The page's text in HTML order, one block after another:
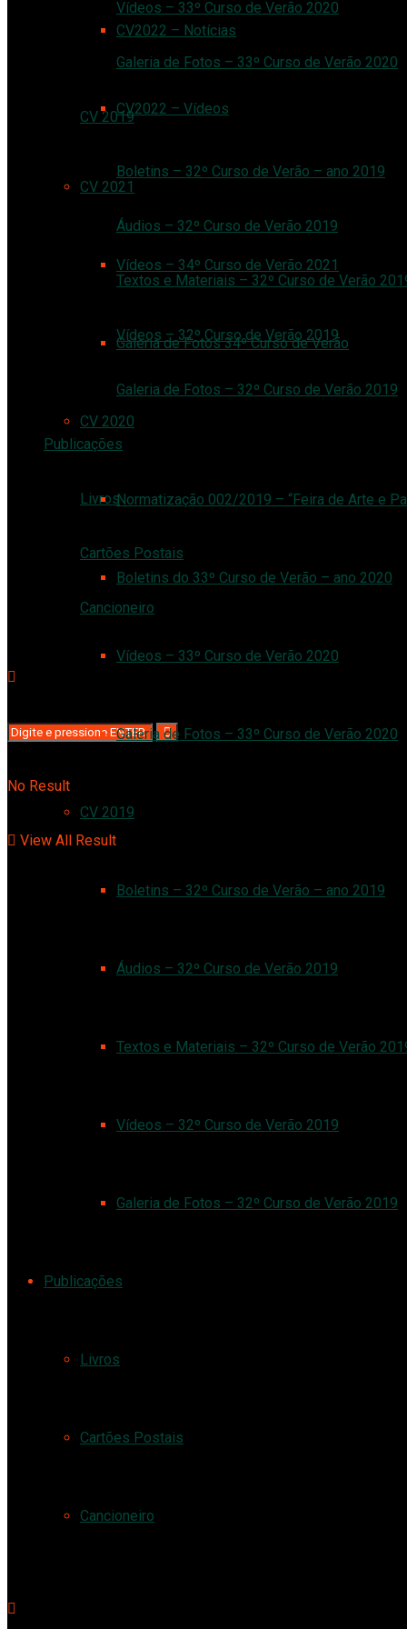
Vídeos – 33º Curso de Verão 2020
Galeria de Fotos – 33º Curso de Verão 2020
CV 2019
Boletins – 32º Curso de Verão – ano 2019
Áudios – 32º Curso de Verão 2019
Textos e Materiais – 32º Curso de Verão
Vídeos – 32º Curso de Verão 2019
Galeria de Fotos – 32º Curso de Verão 2019
Publicações
Livros
Cartões Postais
Cancioneiro
No Result
View All Result
CV2022 – Notícias
CV2022 – Vídeos
CV 2021
Vídeos – 34º Curso de Verão 2021
Galeria de Fotos 34º Curso de Verão
CV 2020
Normatização 002/2019 – “Feira de Arte e
Boletins do 33º Curso de Verão – ano 2020
Vídeos – 33º Curso de Verão 2020
Galeria de Fotos – 33º Curso de Verão 2020
CV 2019
Boletins – 32º Curso de Verão – ano 2019
Áudios – 32º Curso de Verão 2019
Textos e Materiais – 32º Curso de Verão
Vídeos – 32º Curso de Verão 2019
Galeria de Fotos – 32º Curso de Verão 2019
Publicações
Livros
Cartões Postais
Cancioneiro